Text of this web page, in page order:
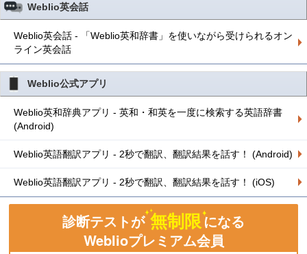
Weblio英会話
Weblio英会話 - 「Weblio英和辞書」を使いながら受けられるオン
ライン英会話
Weblio公式アプリ
Weblio英和辞典アプリ - 英和・和英を一度に検索する英語辞書
(Android)
Weblio英語翻訳アプリ - 2秒で翻訳、翻訳結果を話す！ (Android)
Weblio英語翻訳アプリ - 2秒で翻訳、翻訳結果を話す！ (iOS)
診断テストが 無制限になる
Weblioプレミアム会員